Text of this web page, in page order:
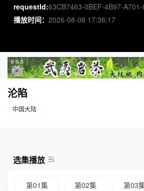
requestId:63CB7463-0BEF-4B97-
播放时间：2026-08-08 17:36:17
沦陷
中国大陆
选集播放
第01集 第02集 第03